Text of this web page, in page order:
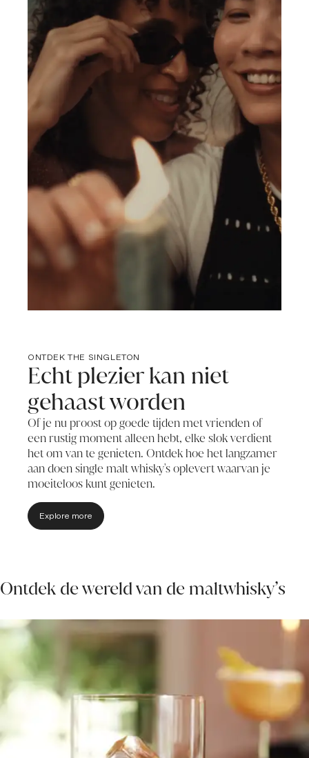
ONTDEK THE SINGLETON
Echt plezier kan niet
gehaast worden
Of je nu proost op goede tijden met vrienden of
een rustig moment alleen hebt, elke slok verdient
het om van te genieten. Ontdek hoe het langzamer
aan doen single malt whisky's oplevert waarvan je
moeiteloos kunt genieten.
Explore more
Ontdek de wereld van de maltwhisky’s